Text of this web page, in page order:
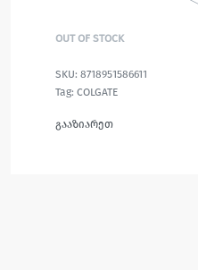
OUT OF STOCK
8718951586611
Tag: COLGATE
გააზიარეთ